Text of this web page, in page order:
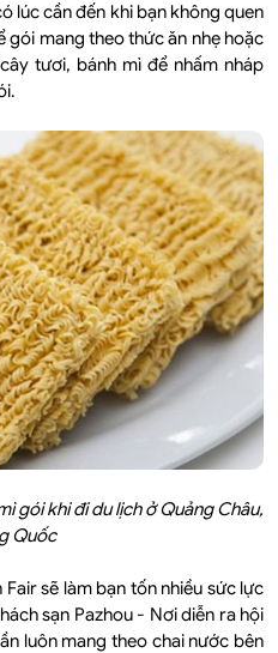
lúc cần đến khi bạn không quen
gói mang theo thức ăn nhẹ hoặc
tươi, bánh mì để nhấm nháp
gói khi đi du lịch ở Quảng Châu,
Quốc
sẽ làm bạn tốn nhiều sức lực
sạn Pazhou - Nơi diễn ra hội
luôn mang theo chai nước bên